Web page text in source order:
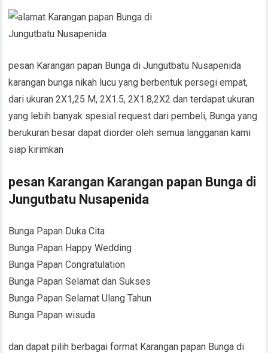
pesan Karangan papan Bunga di Jungutbatu Nusapenida
karangan bunga nikah lucu yang berbentuk persegi empat,
dari ukuran 2X1,25 M, 2X1.5, 2X1.8,2X2 dan terdapat ukuran
yang lebih banyak spesial request dari pembeli, Bunga yang
berukuran besar dapat diorder oleh semua langganan kami
siap kirimkan
pesan Karangan Karangan papan Bunga di
Jungutbatu Nusapenida
Bunga Papan Duka Cita
Bunga Papan Happy Wedding
Bunga Papan Congratulation
Bunga Papan Selamat dan Sukses
Bunga Papan Selamat Ulang Tahun
Bunga Papan wisuda
dan dapat pilih berbagai format Karangan papan Bunga di